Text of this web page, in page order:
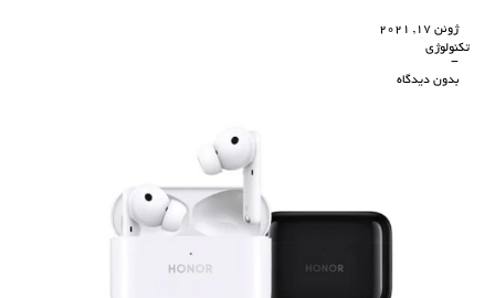
ژوئن 17, 2021
تکنولوژی
-
بدون دیدگاه